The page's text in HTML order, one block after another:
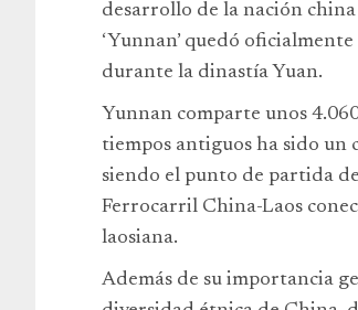
desarrollo de la nación
‘Yunnan’ quedó
durante la dinastía Yuan.
Yunnan comparte unos
tiempos antiguos ha sido un
siendo el punto de partida
Ferrocarril China-Laos
laosiana.
Además de su importancia